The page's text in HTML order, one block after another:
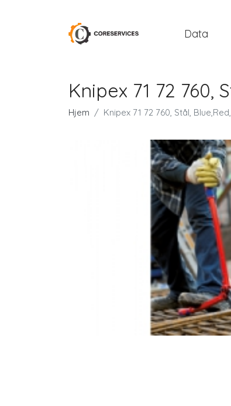
Data
Knipex 71 72 760,
Hjem Knipex 71 72 760, Stål,